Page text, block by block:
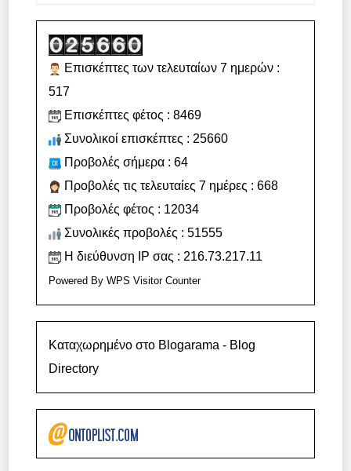
Επισκέπτες των τελευταίων 7 ημερών :
517
Επισκέπτες φέτος : 8469
Συνολικοί επισκέπτες : 25660
Προβολές σήμερα : 64
Προβολές τις τελευταίες 7 ημέρες : 668
Προβολές φέτος : 12034
Συνολικές προβολές : 51555
Η διεύθυνση IP σας : 216.73.217.11
Powered ByWPS Visitor Counter
Καταχωρημένο στο Blogarama - Blog
Directory